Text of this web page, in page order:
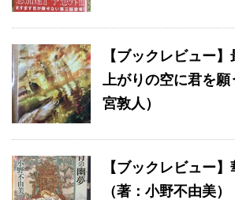
【ブックレビュー
上がりの空に君を
宮敦人）
【ブックレビュー
（著：小野不由美）